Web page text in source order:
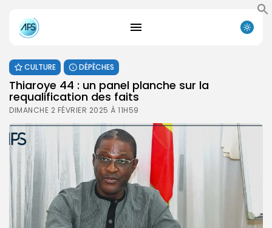
CULTURE DÉPÊCHES
Thiaroye 44 : un panel planche sur la
requalification des faits
DIMANCHE 2 FÉVRIER 2025 À 11H59